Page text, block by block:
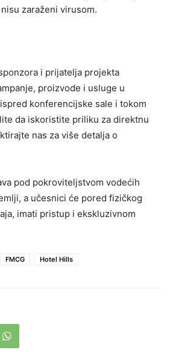
zaraženi virusom.
i prijatelja projekta
proizvode i usluge u
konferencijske sale i tokom
da iskoristite priliku za direktnu
nas za više detalja o
pod pokroviteljstvom vodećih
a učesnici će pored fizičkog
imati pristup i ekskluzivnom
FMCG Hotel Hills